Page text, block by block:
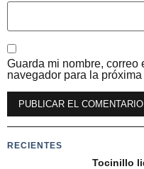
Guarda mi nombre, correo
navegador para la
RECIENTES
Tocinillo